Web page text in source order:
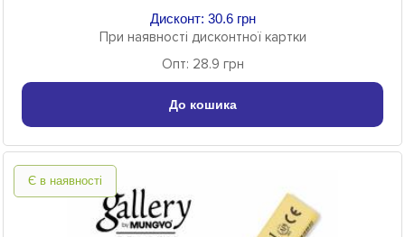
Дисконт: 30.6 грн
При наявності дисконтної картки
Опт: 28.9 грн
До кошика
Є в наявності